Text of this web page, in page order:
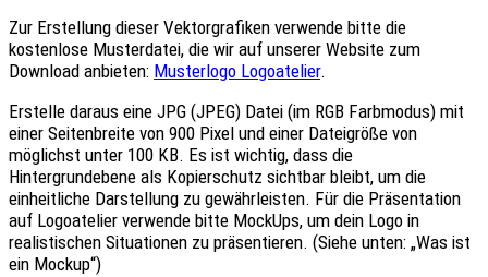
Zur Erstellung dieser Vektorgrafiken verwende bitte die
kostenlose Musterdatei, die wir auf unserer Website zum
Download anbieten: Musterlogo Logoatelier.
Erstelle daraus eine JPG (JPEG) Datei (im RGB Farbmodus) mit
einer Seitenbreite von 900 Pixel und einer Dateigröße von
möglichst unter 100 KB. Es ist wichtig, dass die
Hintergrundebene als Kopierschutz sichtbar bleibt, um die
einheitliche Darstellung zu gewährleisten. Für die Präsentation
auf Logoatelier verwende bitte MockUps, um dein Logo in
realistischen Situationen zu präsentieren. (Siehe unten: „Was ist
ein Mockup“)